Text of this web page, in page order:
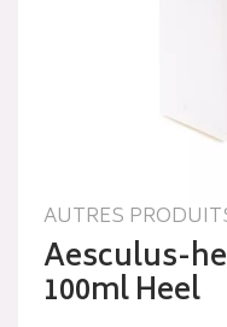
AUTRES
Aesculus-
100ml Heel